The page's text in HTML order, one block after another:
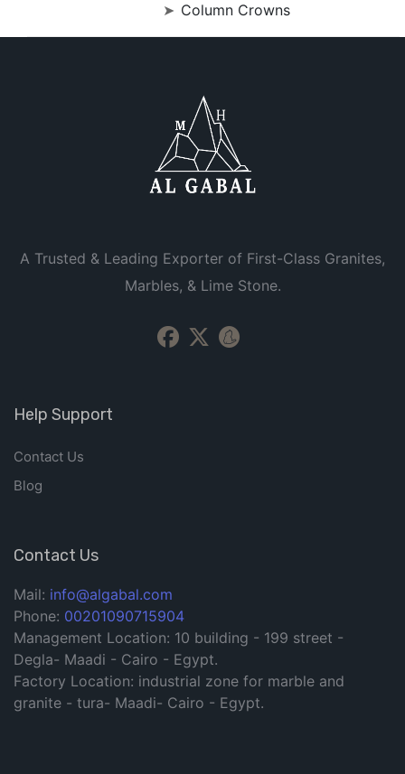
Column Crowns
A Trusted & Leading Exporter of First-Class Granites,
Marbles, & Lime Stone.
Help Support
Contact Us
Blog
Contact Us
Mail: info@algabal.com
Phone: 00201090715904
Management Location: 10 building - 199 street -
Degla- Maadi - Cairo - Egypt.
Factory Location: industrial zone for marble and
granite - tura- Maadi- Cairo - Egypt.